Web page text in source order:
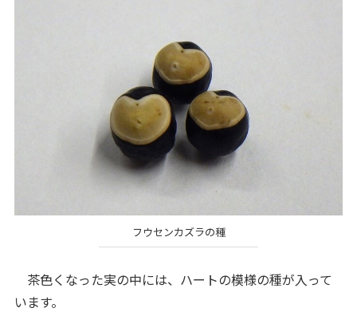
フウセンカズラの種
茶色くなった実の中には、ハートの模様の種が入って
います。